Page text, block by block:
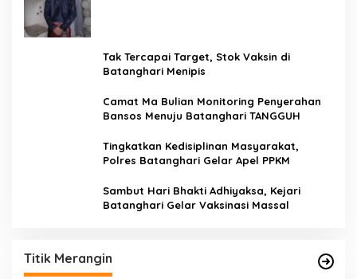
Tak Tercapai Target, Stok Vaksin di
Batanghari Menipis
Camat Ma Bulian Monitoring Penyerahan
Bansos Menuju Batanghari TANGGUH
Tingkatkan Kedisiplinan Masyarakat,
Polres Batanghari Gelar Apel PPKM
Sambut Hari Bhakti Adhiyaksa, Kejari
Batanghari Gelar Vaksinasi Massal
Titik Merangin